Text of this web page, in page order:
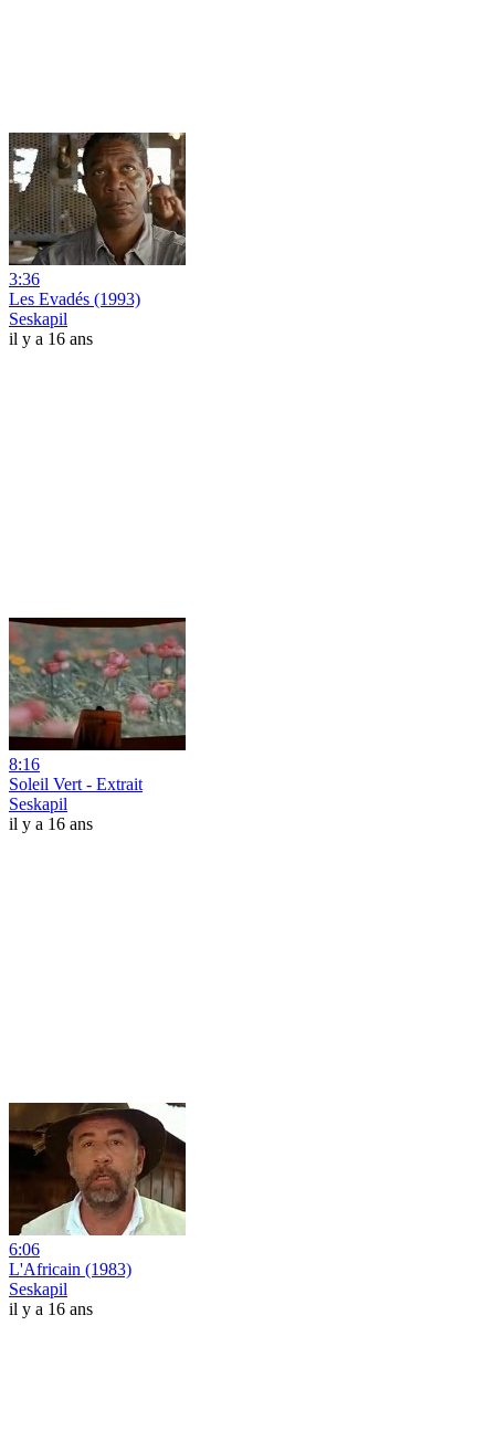
3:36
Les Evadés (1993)
Seskapil
il y a 16 ans
8:16
Soleil Vert - Extrait
Seskapil
il y a 16 ans
6:06
L'Africain (1983)
Seskapil
il y a 16 ans